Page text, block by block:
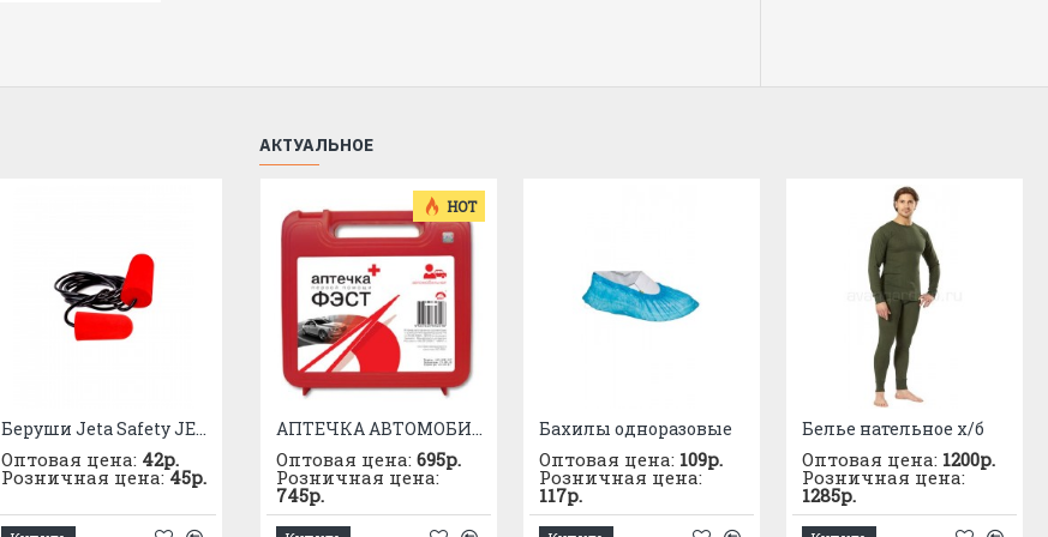
Беруши Jeta Safety JEM21 с кордом
Оптовая цена: 42р.
Розничная цена:45р.
Беруши АМПАРО КОМФОРТ ПЛЮС без шнурка
Оптовая цена:31р.
Розничная цена:33р.
Оптовая цена:480р.
Розничная цена:
515р.
АКТУАЛЬНОЕ
HOT
АПТЕЧКА АВТОМОБИЛЬНАЯ приказ №1080
Оптовая цена: 695р.
Розничная цена:
745р.
Бахилы одноразовые
Оптовая цена: 109р.
Розничная цена:
117р.
Белье нательное х/б
Оптовая цена: 1200р.
Розничная цена:
1285р.